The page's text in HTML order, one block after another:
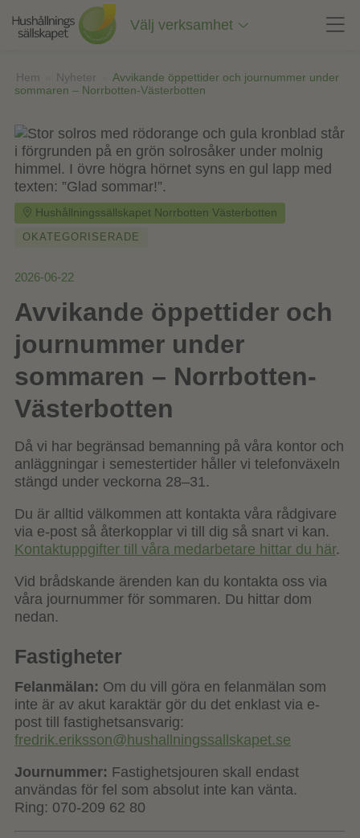
innehåll
Välj verksamhet
Hem Nyheter
Avvikande öppettider och journummer under
sommaren – Norrbotten-Västerbotten
Hushållningssällskapet Norrbotten Västerbotten
OKATEGORISERADE
2026-06-22
Avvikande öppettider och
journummer under
sommaren – Norrbotten-
Västerbotten
Då vi har begränsad bemanning på våra kontor och
anläggningar i semestertider håller vi telefonväxeln
stängd under veckorna 28–31.
Du är alltid välkommen att kontakta våra rådgivare
via e-post så återkopplar vi till dig så snart vi kan.
Kontaktuppgifter till våra medarbetare hittar du här.
Vid brådskande ärenden kan du kontakta oss via
våra journummer för sommaren. Du hittar dom
nedan.
Fastigheter
Felanmälan: Om du vill göra en felanmälan som
inte är av akut karaktär gör du det enklast via e-
post till fastighetsansvarig:
fredrik.eriksson@hushallningssallskapet.se
Journummer: Fastighetsjouren skall endast
användas för fel som absolut inte kan vänta.
Ring: 070-209 62 80